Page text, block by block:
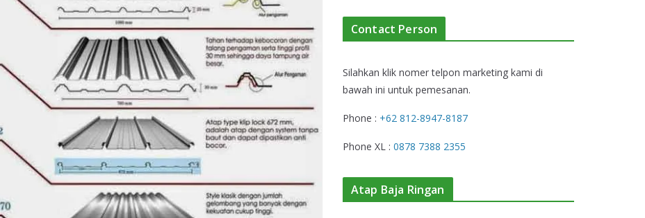
Contact Person
Silahkan klik nomer telpon marketing kami di
bawah ini untuk pemesanan.
Phone : +62 812-8947-8187
Phone XL : 0878 7388 2355
Atap Baja Ringan